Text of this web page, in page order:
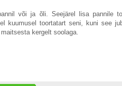
või ja õli. Seejärel lisa pannile
kuumusel toortatart seni, kuni see
kergelt soolaga.